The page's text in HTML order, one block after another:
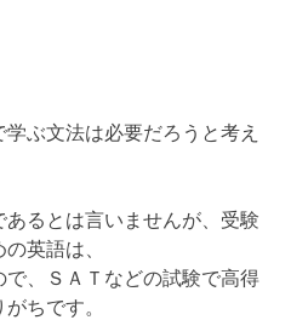
ぶ文法は必要だろうと考え
あるとは言いませんが、受験
英語は、
、ＳＡＴなどの試験で高得
ちです。